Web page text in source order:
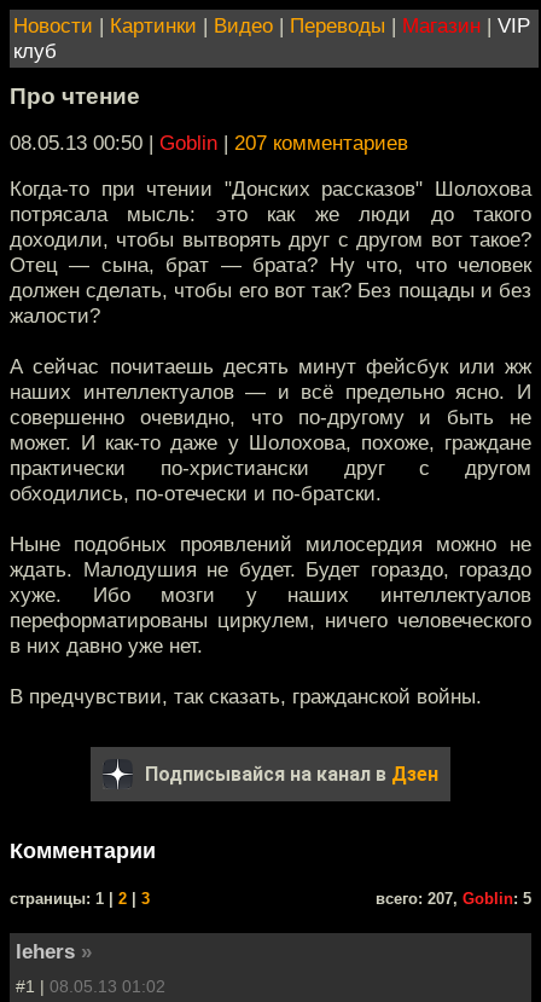
Новости | Картинки | Видео | Переводы | Магазин | VIP
клуб
Про чтение
08.05.13 00:50 | Goblin | 207 комментариев
Когда-то при чтении "Донских рассказов" Шолохова
потрясала мысль: это как же люди до такого
доходили, чтобы вытворять друг с другом вот такое?
Отец — сына, брат — брата? Ну что, что человек
должен сделать, чтобы его вот так? Без пощады и без
жалости?
А сейчас почитаешь десять минут фейсбук или жж
наших интеллектуалов — и всё предельно ясно. И
совершенно очевидно, что по-другому и быть не
может. И как-то даже у Шолохова, похоже, граждане
практически по-христиански друг с другом
обходились, по-отечески и по-братски.
Ныне подобных проявлений милосердия можно не
ждать. Малодушия не будет. Будет гораздо, гораздо
хуже. Ибо мозги у наших интеллектуалов
переформатированы циркулем, ничего человеческого
в них давно уже нет.
В предчувствии, так сказать, гражданской войны.
Подписывайся на канал в Дзен
Комментарии
cтраницы: 1 | 2 3 всего: 207, Goblin: 5
lehers »
#1 | 08.05.13 01:02